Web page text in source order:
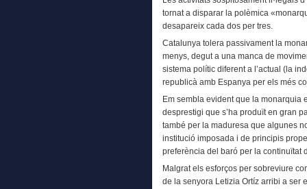
tornat a disparar la polèmica
desapareix cada dos per tres.
Catalunya tolera passivament la
menys, degut a una manca de
sistema polític diferent a l’actual (la
republicà amb Espanya per els més
Em sembla evident que la monarquia
desprestigi que s’ha produït en gran
també per la maduresa que algunes
institució imposada i de principis
preferència del baró per la continuïtat
Malgrat els esforços per sobreviure
de la senyora Letizia Ortíz arribi a ser